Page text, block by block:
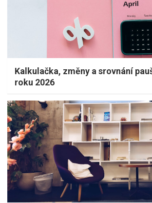
Kalkulačka, změny a srovnání
roku 2026